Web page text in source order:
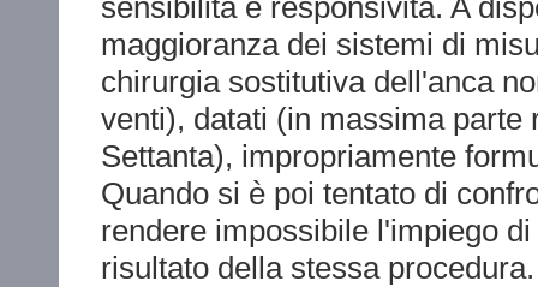
sensibilità e responsività. A
maggioranza dei sistemi di
chirurgia sostitutiva dell'anca
venti), datati (in massima parte
Settanta), impropriamente
Quando si è poi tentato di
rendere impossibile l'impiego
risultato della stessa procedura.